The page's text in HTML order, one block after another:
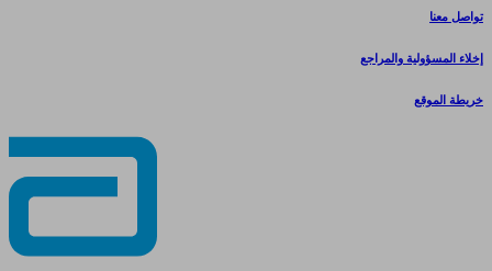
تواصل معنا
إخلاء المسؤولية والمراجع
خريطة الموقع